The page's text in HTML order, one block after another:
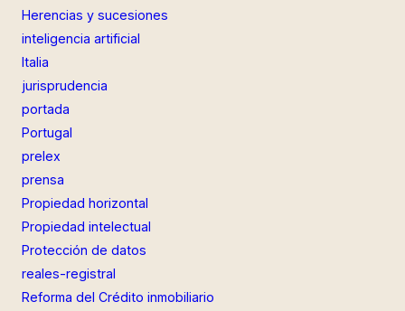
Herencias y sucesiones
inteligencia artificial
Italia
jurisprudencia
portada
Portugal
prelex
prensa
Propiedad horizontal
Propiedad intelectual
Protección de datos
reales-registral
Reforma del Crédito inmobiliario